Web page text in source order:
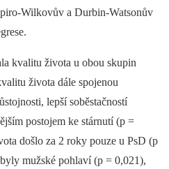
Wilkovův a Durbin-Watsonův
kvalitu života u obou skupin
života dále spojenou
lepší soběstačností
postojem ke stárnutí (p =
došlo za 2 roky pouze u PsD (p
mužské pohlaví (p = 0,021),